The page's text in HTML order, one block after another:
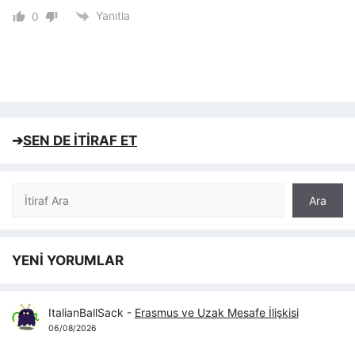
0 Yanıtla
➔SEN DE İTİRAF ET
Ara
Ara
YENİ YORUMLAR
ItalianBallSack - Erasmus ve Uzak Mesafe İlişkisi
06/08/2026